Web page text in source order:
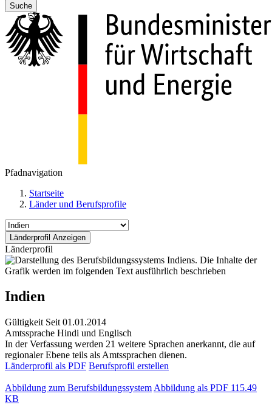
Suche
Pfadnavigation
Startseite
Länder und Berufsprofile
Länderprofil
Indien
Gültigkeit Seit 01.01.2014
Amtssprache Hindi und Englisch
In der Verfassung werden 21 weitere Sprachen anerkannt, die auf
regionaler Ebene teils als Amtssprachen dienen.
Länderprofil als PDF Berufsprofil erstellen
Abbildung zum Berufsbildungssystem Abbildung als PDF 115.49
KB